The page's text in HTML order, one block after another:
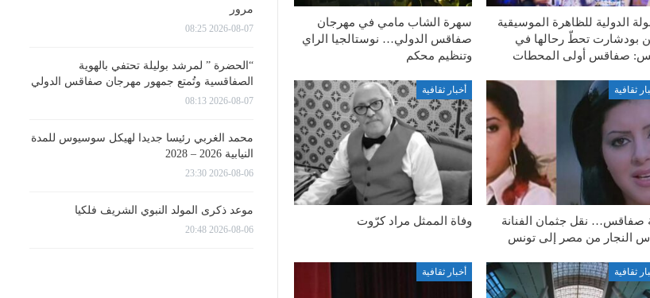
الدولية للظاهرة الموسيقية
بودشارت تحطّ رحالها في
صفاقس أولى المحطات
سهرة الشاب مامي في مهرجان
صفاقس الدولي… نوستالجيا الراي
وتنظيم محكم
ثقافية
صفاقس… نقل جثمان الفنانة
النجار من مصر إلى تونس
أخبار ثقافية
وفاة الممثل مراد كرّوت
ثقافية أخبار ثقافية
مرور
2026-08-07 08:25
“الحضرة ” لمرشد بوليلة تحتفي بالهوية
الصفاقسية وتُمتع جمهور مهرجان صفاقس الدولي
2026-08-07 08:13
محمد الغربي رئيسا جديدا لهيكل سوسيوس للمدة
النيابية 2026 – 2028
2026-08-06 23:30
موعد ذكرى المولد النبوي الشريف فلكيا
2026-08-06 20:48